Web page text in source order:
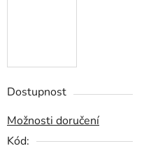
Dostupnost
Možnosti doručení
Kód: